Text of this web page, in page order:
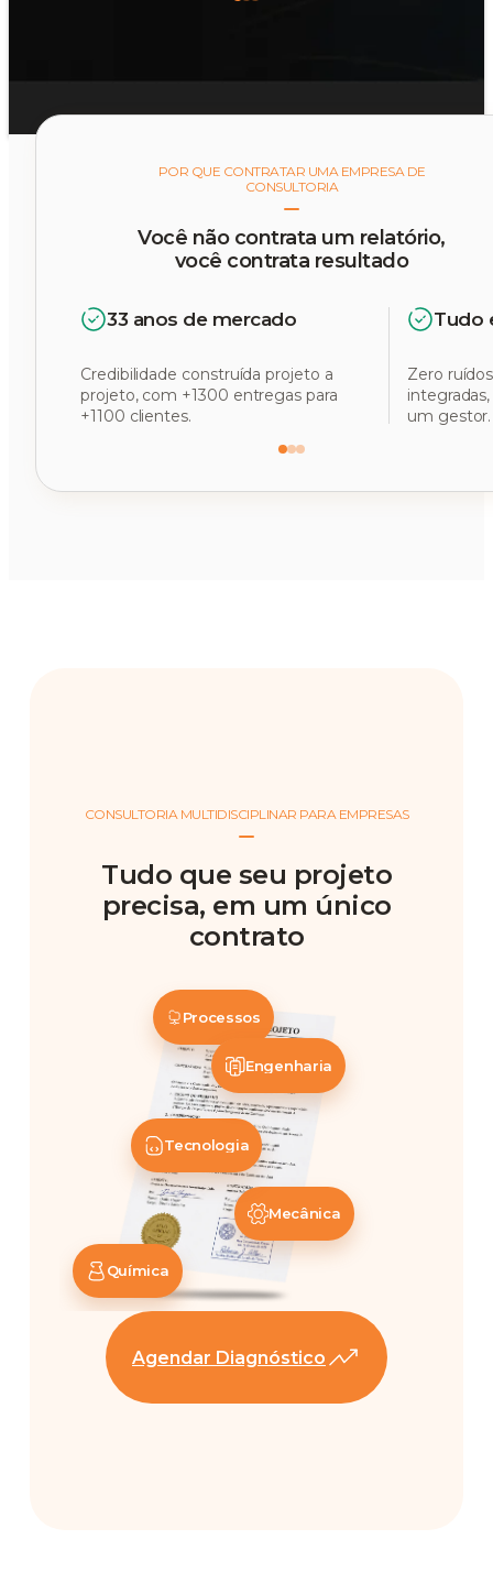
POR QUE CONTRATAR UMA EMPRESA DE
CONSULTORIA
Você não contrata um relatório,
você contrata resultado
33 anos de mercado
Credibilidade construída projeto a
projeto, com +1300 entregas para
+1100 clientes.
Tudo
Zero
um gestor.
CONSULTORIA MULTIDISCIPLINAR PARA EMPRESAS
Tudo que seu projeto
precisa, em um único
contrato
Agendar Diagnóstico
Mecânica
Tecnologia
Processos
Engenharia
Química